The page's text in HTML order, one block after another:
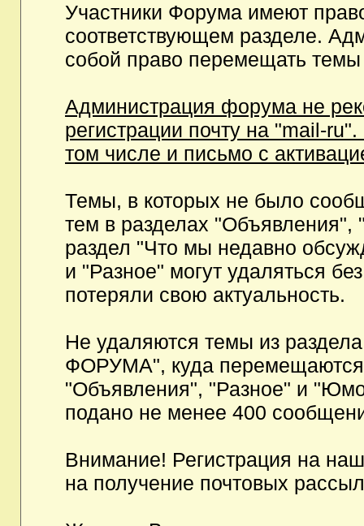
Участники Форума имеют
соответствующем разделе.
собой право перемещать темы
Администрация форума не
регистрации почту на "mail-
том числе и письмо с
Темы, в которых не было
тем в разделах
раздел "Что мы недавно
и "Разное" могут удаляться
потеряли свою актуальность.
Не удаляются темы из
ФОРУМА", куда перемещаются
"Объявления", "Разное" и
подано не менее 400
Внимание! Регистрация на
на получение почтовых